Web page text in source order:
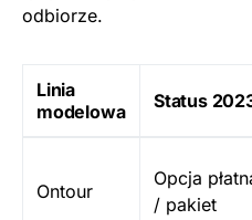
odbiorze.
Linia
modelowa
Status
Ontour
Opcja
/ pakiet